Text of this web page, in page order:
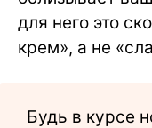
для него это
крем», а не
Будь в курсе